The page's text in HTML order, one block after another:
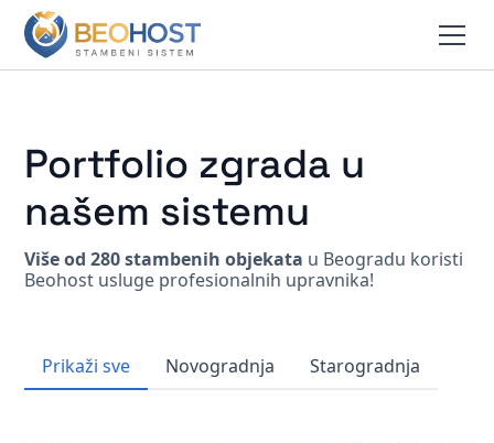
Portfolio zgrada u
našem sistemu
Više od 280 stambenih objekata u Beogradu koristi
Beohost usluge profesionalnih upravnika!
Prikaži sve Novogradnja Starogradnja